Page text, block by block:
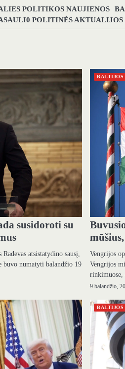
POLITIKOS NAUJIENOS
POLITINĖS AKTUALIJOS
susidoroti su
atsistatydino sausį,
buvo numatyti balandžio 19
BALTIJOS
Vengrijos
Vengrijos
rinkimuose,
9 balandžio,
BALTIJOS